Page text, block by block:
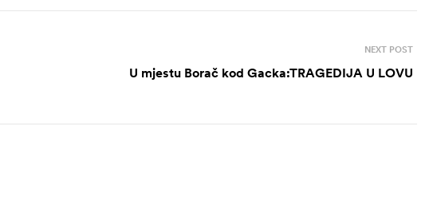
NEXT POST
U mjestu Borač kod Gacka:TRAGEDIJA U LOVU